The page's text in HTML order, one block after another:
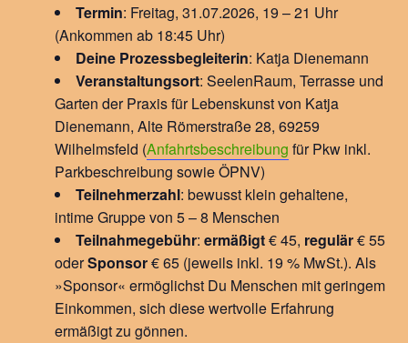
Termin: Freitag, 31.07.2026, 19 – 21 Uhr
(Ankommen ab 18:45 Uhr)
Deine Prozessbegleiterin: Katja Dienemann
Veranstaltungsort: SeelenRaum, Terrasse und
Garten der Praxis für Lebenskunst von Katja
Dienemann, Alte Römerstraße 28, 69259
Wilhelmsfeld (Anfahrtsbeschreibung für Pkw inkl.
Parkbeschreibung sowie ÖPNV)
Teilnehmerzahl: bewusst klein gehaltene,
intime Gruppe von 5 – 8 Menschen
Teilnahmegebühr: ermäßigt€ 45, regulär€ 55
oderSponsor€ 65 (jeweils inkl. 19 % MwSt.). Als
»Sponsor« ermöglichst Du Menschen mit geringem
Einkommen, sich diese wertvolle Erfahrung
ermäßigt zu gönnen.